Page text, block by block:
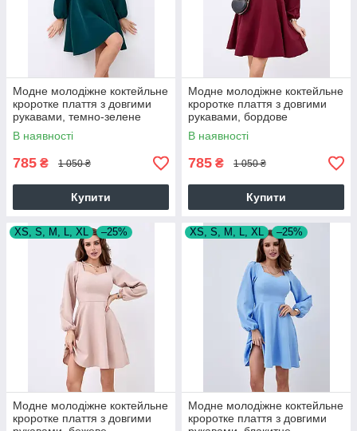
Модне молодіжне коктейльне
кроротке плаття з довгими
рукавами, темно-зелене
В наявності
785 ₴ 1 050 ₴
Купити
Модне молодіжне коктейльне
кроротке плаття з довгими
рукавами, бордове
В наявності
785 ₴ 1 050 ₴
Купити
XS, S, M, L, XL –25%
Модне молодіжне коктейльне
кроротке плаття з довгими
XS, S, M, L, XL –25%
Модне молодіжне коктейльне
кроротке плаття з довгими